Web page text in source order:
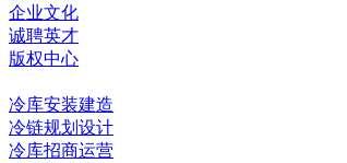
企业文化
诚聘英才
版权中心
冷库安装建造
冷链规划设计
冷库招商运营